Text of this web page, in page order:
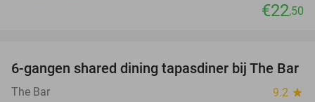
€22,50
21%
6-gangen shared dining tapasdiner bij The Bar
The Bar 9.2 star